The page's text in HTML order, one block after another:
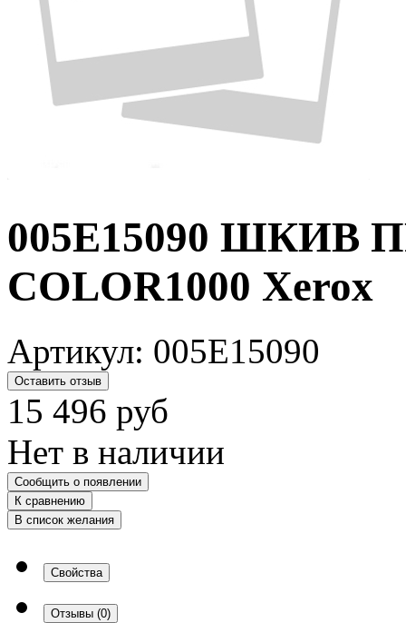
005E15090 ШКИВ
COLOR1000 Xerox
Артикул: 005E15090
Оставить отзыв
15 496 руб
Нет в наличии
Сообщить о появлении
К сравнению
В список желания
Свойства
Отзывы (0)